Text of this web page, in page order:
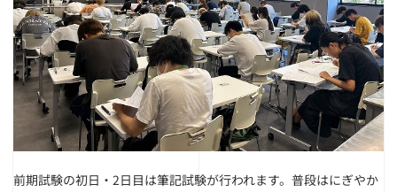
前期試験の初日・2日目は筆記試験が行われます。 普段はにぎやか